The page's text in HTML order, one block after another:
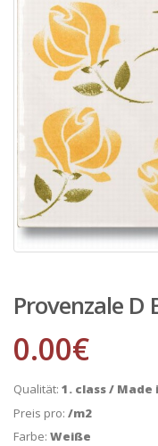
Provenzale D
0.00€
Qualität: 1. class / Made
Preis pro: /m2
Farbe: Weiße